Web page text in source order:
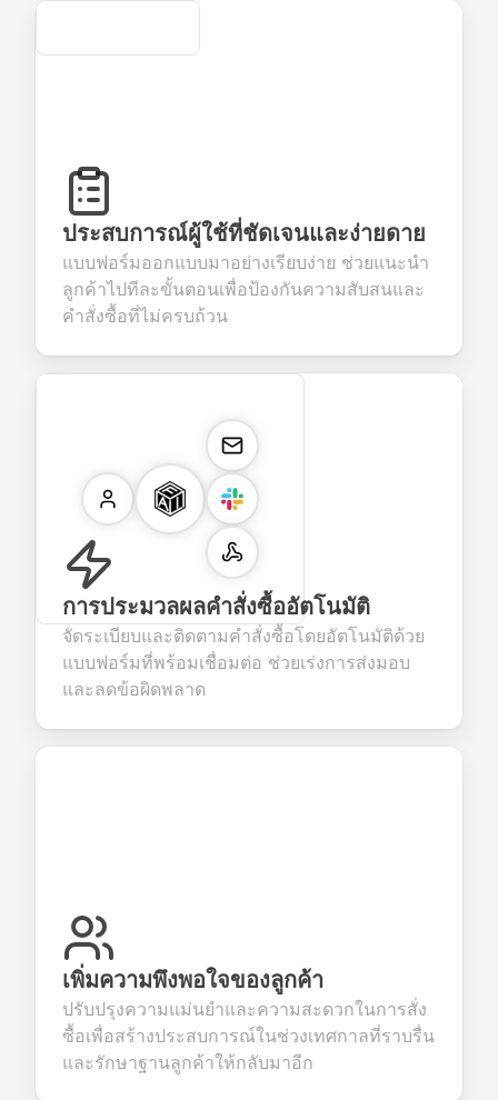
Secure
ประสบการณ์ผู้ใช้ที่ชัดเจนและง่ายดาย
แบบฟอร์มออกแบบมาอย่างเรียบง่าย ช่วยแนะนำ
ลูกค้าไปทีละขั้นตอนเพื่อป้องกันความสับสนและ
คำสั่งซื้อที่ไม่ครบถ้วน
การประมวลผลคำสั่งซื้ออัตโนมัติ
จัดระเบียบและติดตามคำสั่งซื้อโดยอัตโนมัติด้วย
แบบฟอร์มที่พร้อมเชื่อมต่อ ช่วยเร่งการส่งมอบ
และลดข้อผิดพลาด
เพิ่มความพึงพอใจของลูกค้า
ปรับปรุงความแม่นยำและความสะดวกในการสั่ง
ซื้อเพื่อสร้างประสบการณ์ในช่วงเทศกาลที่ราบรื่น
และรักษาฐานลูกค้าให้กลับมาอีก